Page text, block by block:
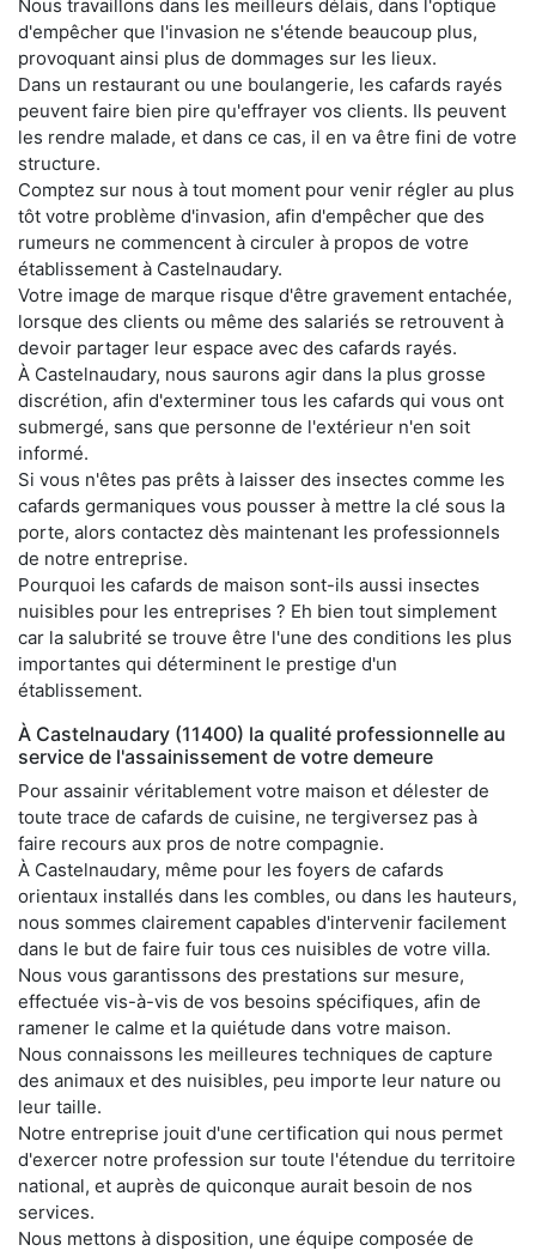
Nous travaillons dans les meilleurs délais, dans l'optique
d'empêcher que l'invasion ne s'étende beaucoup plus,
provoquant ainsi plus de dommages sur les lieux.
Dans un restaurant ou une boulangerie, les cafards rayés
peuvent faire bien pire qu'effrayer vos clients. Ils peuvent
les rendre malade, et dans ce cas, il en va être fini de votre
structure.
Comptez sur nous à tout moment pour venir régler au plus
tôt votre problème d'invasion, afin d'empêcher que des
rumeurs ne commencent à circuler à propos de votre
établissement à Castelnaudary.
Votre image de marque risque d'être gravement entachée,
lorsque des clients ou même des salariés se retrouvent à
devoir partager leur espace avec des cafards rayés.
À Castelnaudary, nous saurons agir dans la plus grosse
discrétion, afin d'exterminer tous les cafards qui vous ont
submergé, sans que personne de l'extérieur n'en soit
informé.
Si vous n'êtes pas prêts à laisser des insectes comme les
cafards germaniques vous pousser à mettre la clé sous la
porte, alors contactez dès maintenant les professionnels
de notre entreprise.
Pourquoi les cafards de maison sont-ils aussi insectes
nuisibles pour les entreprises ? Eh bien tout simplement
car la salubrité se trouve être l'une des conditions les plus
importantes qui déterminent le prestige d'un
établissement.
À Castelnaudary (11400) la qualité professionnelle au
service de l'assainissement de votre demeure
Pour assainir véritablement votre maison et délester de
toute trace de cafards de cuisine, ne tergiversez pas à
faire recours aux pros de notre compagnie.
À Castelnaudary, même pour les foyers de cafards
orientaux installés dans les combles, ou dans les hauteurs,
nous sommes clairement capables d'intervenir facilement
dans le but de faire fuir tous ces nuisibles de votre villa.
Nous vous garantissons des prestations sur mesure,
effectuée vis-à-vis de vos besoins spécifiques, afin de
ramener le calme et la quiétude dans votre maison.
Nous connaissons les meilleures techniques de capture
des animaux et des nuisibles, peu importe leur nature ou
leur taille.
Notre entreprise jouit d'une certification qui nous permet
d'exercer notre profession sur toute l'étendue du territoire
national, et auprès de quiconque aurait besoin de nos
services.
Nous mettons à disposition, une équipe composée de